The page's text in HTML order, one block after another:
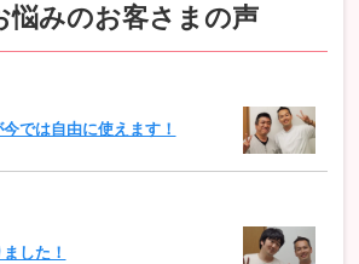
悩みのお客さまの声
では自由に使えます！
した！